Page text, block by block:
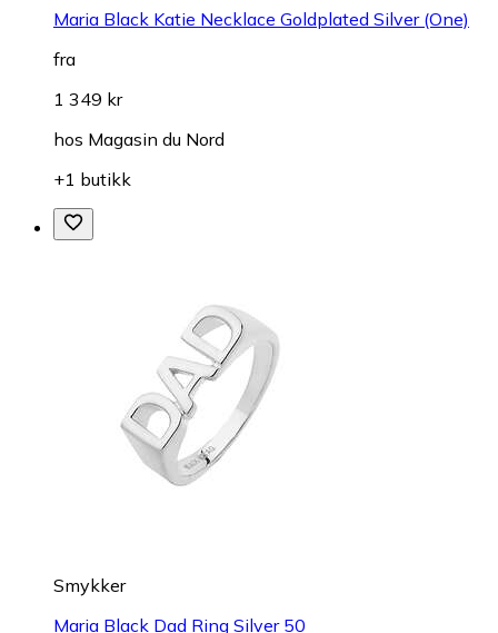
Maria Black Katie Necklace Goldplated Silver (One)
fra
1 349 kr
hos Magasin du Nord
+1 butikk
Smykker
Maria Black Dad Ring Silver 50